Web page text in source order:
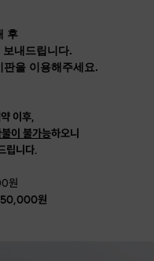
후
내드립니다.
을 이용해주세요.
이후,
이 불가능하오니
립니다.
원
50,000원